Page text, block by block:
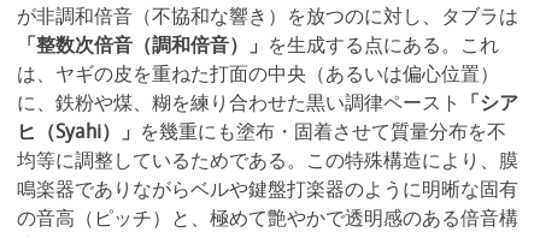
が非調和倍音（不協和な響き）を放つのに対し、タブラは
「整数次倍音（調和倍音）」
を生成する点にある。これ
は、ヤギの皮を重ねた打面の中央（あるいは偏心位置）
に、鉄粉や煤、糊を練り合わせた黒い調律ペースト
「シア
ヒ（Syahi）」
を幾重にも塗布・固着させて質量分布を不
均等に調整しているためである。この特殊構造により、膜
鳴楽器でありながらベルや鍵盤打楽器のように明晰な固有
の音高（ピッチ）と、極めて艶やかで透明感のある倍音構